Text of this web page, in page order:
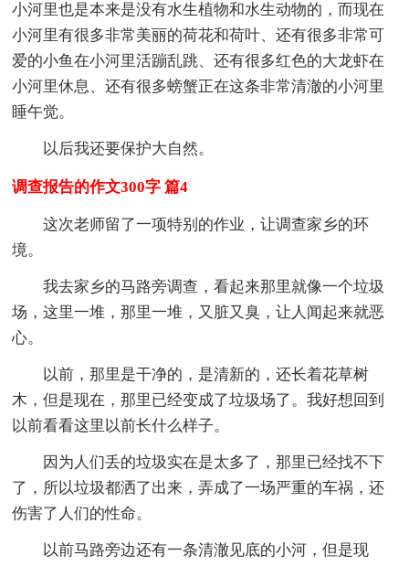
小河里也是本来是没有水生植物和水生动物的，而现在
小河里有很多非常美丽的荷花和荷叶、还有很多非常可
爱的小鱼在小河里活蹦乱跳、还有很多红色的大龙虾在
小河里休息、还有很多螃蟹正在这条非常清澈的小河里
睡午觉。
以后我还要保护大自然。
调查报告的作文300字 篇4
这次老师留了一项特别的作业，让调查家乡的环
境。
我去家乡的马路旁调查，看起来那里就像一个垃圾
场，这里一堆，那里一堆，又脏又臭，让人闻起来就恶
心。
以前，那里是干净的，是清新的，还长着花草树
木，但是现在，那里已经变成了垃圾场了。我好想回到
以前看看这里以前长什么样子。
因为人们丢的垃圾实在是太多了，那里已经找不下
了，所以垃圾都洒了出来，弄成了一场严重的车祸，还
伤害了人们的性命。
以前马路旁边还有一条清澈见底的小河，但是现